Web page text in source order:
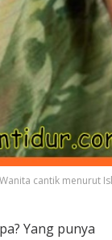
Wanita cantik menurut
Yang punya